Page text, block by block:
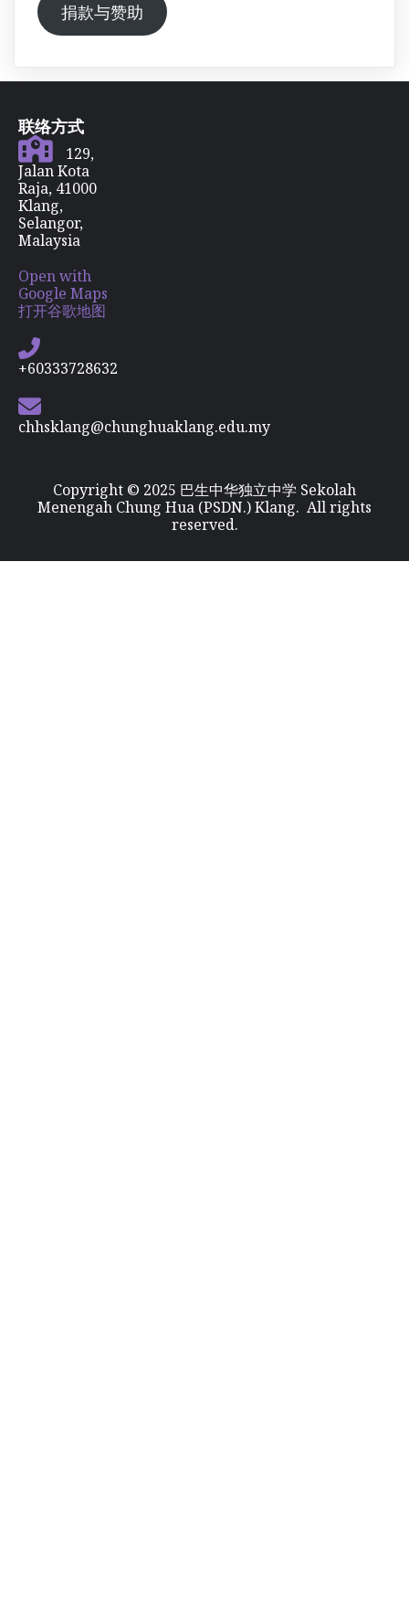
捐款与赞助
联络方式
129,
Jalan Kota
Raja, 41000
Klang,
Selangor,
Malaysia
Open with
Google Maps
打开谷歌地图
+60333728632
chhsklang@chunghuaklang.edu.my
Copyright © 2025 巴生中华独立中学 Sekolah
Menengah Chung Hua (PSDN.) Klang. All rights
reserved.